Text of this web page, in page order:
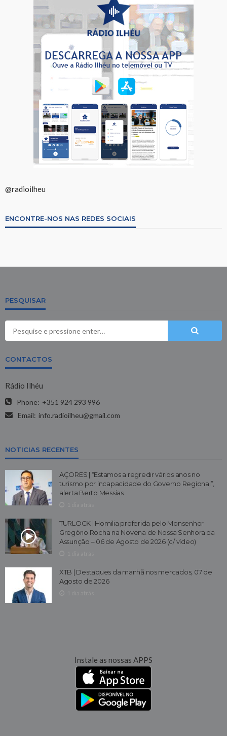
@radioilheu
ENCONTRE-NOS NAS REDES SOCIAIS
PESQUISAR
CONTACTOS
Rádio Ilhéu
Phone: +351 924 293 996
Email: info.radioilheu@gmail.com
NOTICIAS RECENTES
AÇORES | “Estamos a regredir vários anos no
turismo por incapacidade do Governo Regional”,
alerta Berto Messias
TURLOCK | Homilia proferida pelo Monsenhor
Gregório Rocha na Novena de Nossa Senhora da
Assunção – 06 de Agosto de 2026 (c/ vídeo)
XTB | Destaques da manhã nos mercados, 07 de
Agosto de 2026
Instale as nossas APPS